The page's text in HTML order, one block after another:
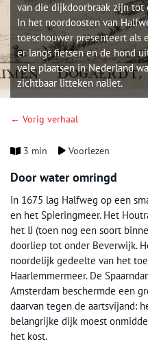
van die dijkdoorbraak zijn tot
In het noordoosten van
toeschouwer presenteert als
er langs fietsen en de hond
vele plaatsen in Nederland
zichtbaar litteken naliet.
← Vorig verhaal
3 min Voorlezen
Door water omringd
In 1675 lag Halfweg op een
en het Spieringmeer. Het
het IJ (toen nog een soort
doorliep tot onder Beverwijk.
noordelijk gedeelte van het
Haarlemmermeer. De
Amsterdam beschermde een
daarvan tegen de aartsvijand:
belangrijke dijk moest
het kost.